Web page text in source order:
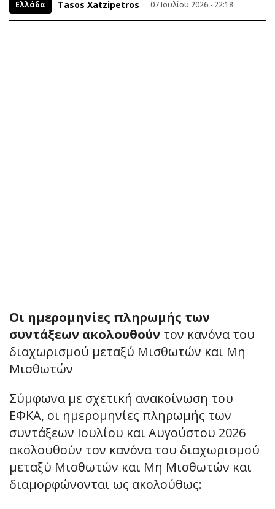
Ελλάδα Tasos Xatzipetros 07 Ιουλίου 2026 - 22:18
Οι ημερομηνίες πληρωμής των
συντάξεων ακολουθούν τον κανόνα του
διαχωρισμού μεταξύ Μισθωτών και Μη
Μισθωτών
Σύμφωνα με σχετική ανακοίνωση του
ΕΦΚΑ, οι ημερομηνίες πληρωμής των
συντάξεων Ιουλίου και Αυγούστου 2026
ακολουθούν τον κανόνα του διαχωρισμού
μεταξύ Μισθωτών και Μη Μισθωτών και
διαμορφώνονται ως ακολούθως: